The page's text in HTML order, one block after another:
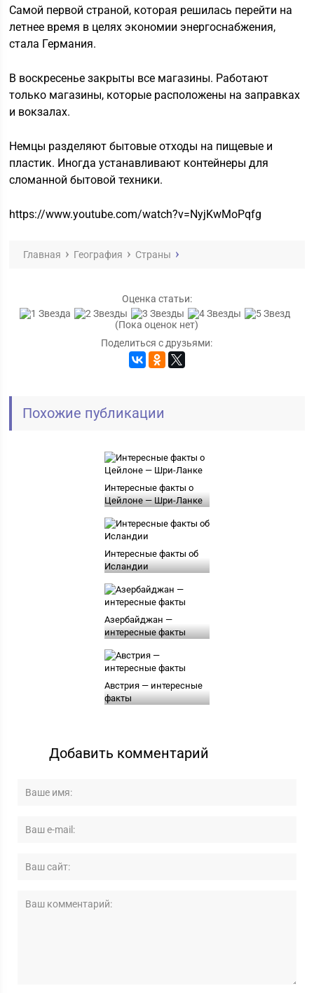
Самой первой страной, которая решилась перейти на
летнее время в целях экономии энергоснабжения,
стала Германия.
В воскресенье закрыты все магазины. Работают
только магазины, которые расположены на заправках
и вокзалах.
Немцы разделяют бытовые отходы на пищевые и
пластик. Иногда устанавливают контейнеры для
сломанной бытовой техники.
https://www.youtube.com/watch?v=NyjKwMoPqfg
Главная География Страны
Оценка статьи:
(Пока оценок нет)
Поделиться с друзьями:
Похожие публикации
Интересные факты о
Цейлоне — Шри-Ланке
Интересные факты об
Исландии
Азербайджан —
интересные факты
Австрия — интересные
факты
Добавить комментарий